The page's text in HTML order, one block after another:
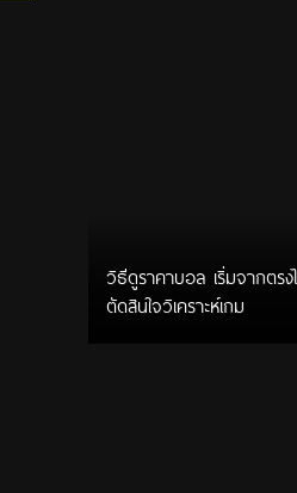
วิธีดูราคาบอล เริ่มจากตรง
ตัดสินใจวิเคราะห์เกม